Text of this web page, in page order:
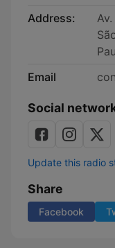
Address:
Email
Social
Update this radio
Share
Facebook